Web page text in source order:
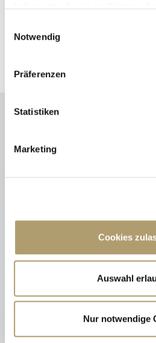
haben oder die sie im Rahmen
Notwendig
Präferenzen
Statistiken
Marketing
Cookies
Auswahl
Nur notwendige
Immer an Ihre Seite!
Weitere Informationen
Wesentlicher Energieträger
Energieausweis gültig bis